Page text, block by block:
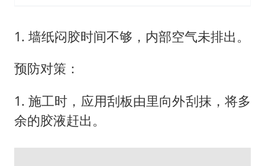
1. 墙纸闷胶时间不够，内部空气未排出。
预防对策：
1. 施工时，应用刮板由里向外刮抹，将多
余的胶液赶出。